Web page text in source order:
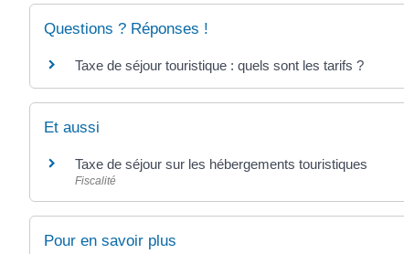
Questions ? Réponses !
Taxe de séjour touristique : quels sont les tarifs ?
Et aussi
Taxe de séjour sur les hébergements touristiques
Fiscalité
Pour en savoir plus